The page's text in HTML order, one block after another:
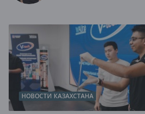
НОВОСТИ КАЗАХСТАНА